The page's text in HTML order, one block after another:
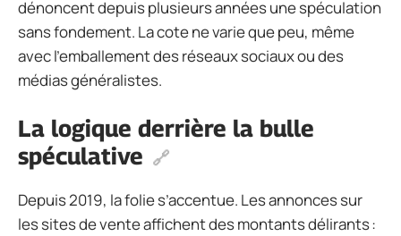
dénoncent depuis plusieurs années une spéculation
sans fondement. La cote ne varie que peu, même
avec l’emballement des réseaux sociaux ou des
médias généralistes.
La logique derrière la bulle
spéculative
Depuis 2019, la folie s’accentue. Les annonces sur
les sites de vente affichent des montants délirants :